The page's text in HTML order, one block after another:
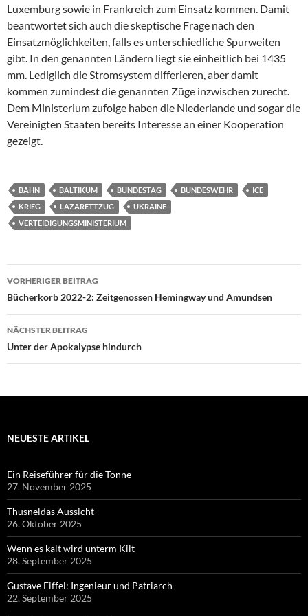
Luxemburg sowie in Frankreich zum Einsatz kommen. Damit
beantwortet sich auch die skeptische Frage nach den
Einsatzmöglichkeiten, falls es unterschiedliche Spurweiten
gibt. In den genannten Ländern liegt sie einheitlich bei 1435
mm. Lediglich die Stromsystem differieren, aber damit
kommen zumindest die genannten Züge inzwischen zurecht.
Dem Ministerium zufolge haben die Niederlande und sogar die
Vereinigten Staaten bereits Interesse an einer Kooperation
gezeigt.
BAHN BALTIKUM BUNDESTAG BUNDESWEHR
ICE
KRIEG
LAZARETTZUG
UKRAINE
VERTEIDIGUNGSMINISTERIUM
Beitragsnavigation
VORHERIGER BEITRAG
Bücherkorb 2022-2: Zeitgenossen Hemingway und Amundsen
NÄCHSTER BEITRAG
Unter der Apokalypse hindurch
NEUESTE ARTIKEL
Ein Reiseführer für die Tonne
27. November 2025
Thusneldas Aussicht
26. Oktober 2025
Wenn es kalt wird unterm Kilt
28. September 2025
Gustave Eiffel: Ingenieur und Patriarch
22. September 2025